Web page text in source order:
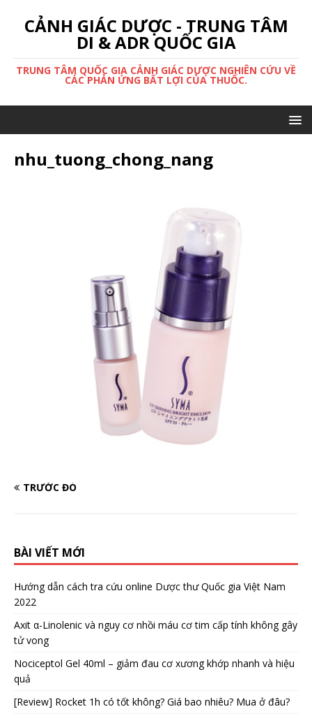
CẢNH GIÁC DƯỢC - TRUNG TÂM
DI & ADR QUỐC GIA
TRUNG TÂM QUỐC GIA CẢNH GIÁC DƯỢC NGHIÊN CỨU VỀ
CÁC PHẢN ỨNG BẤT LỢI CỦA THUỐC.
nhu_tuong_chong_nang
TRƯỚC ĐÓ
BÀI VIẾT MỚI
Hướng dẫn cách tra cứu online Dược thư Quốc gia Việt Nam
2022
Axit α-Linolenic và nguy cơ nhồi máu cơ tim cấp tính không gây
tử vong
Nociceptol Gel 40ml – giảm đau cơ xương khớp nhanh và hiệu
quả
[Review] Rocket 1h có tốt không? Giá bao nhiêu? Mua ở đâu?